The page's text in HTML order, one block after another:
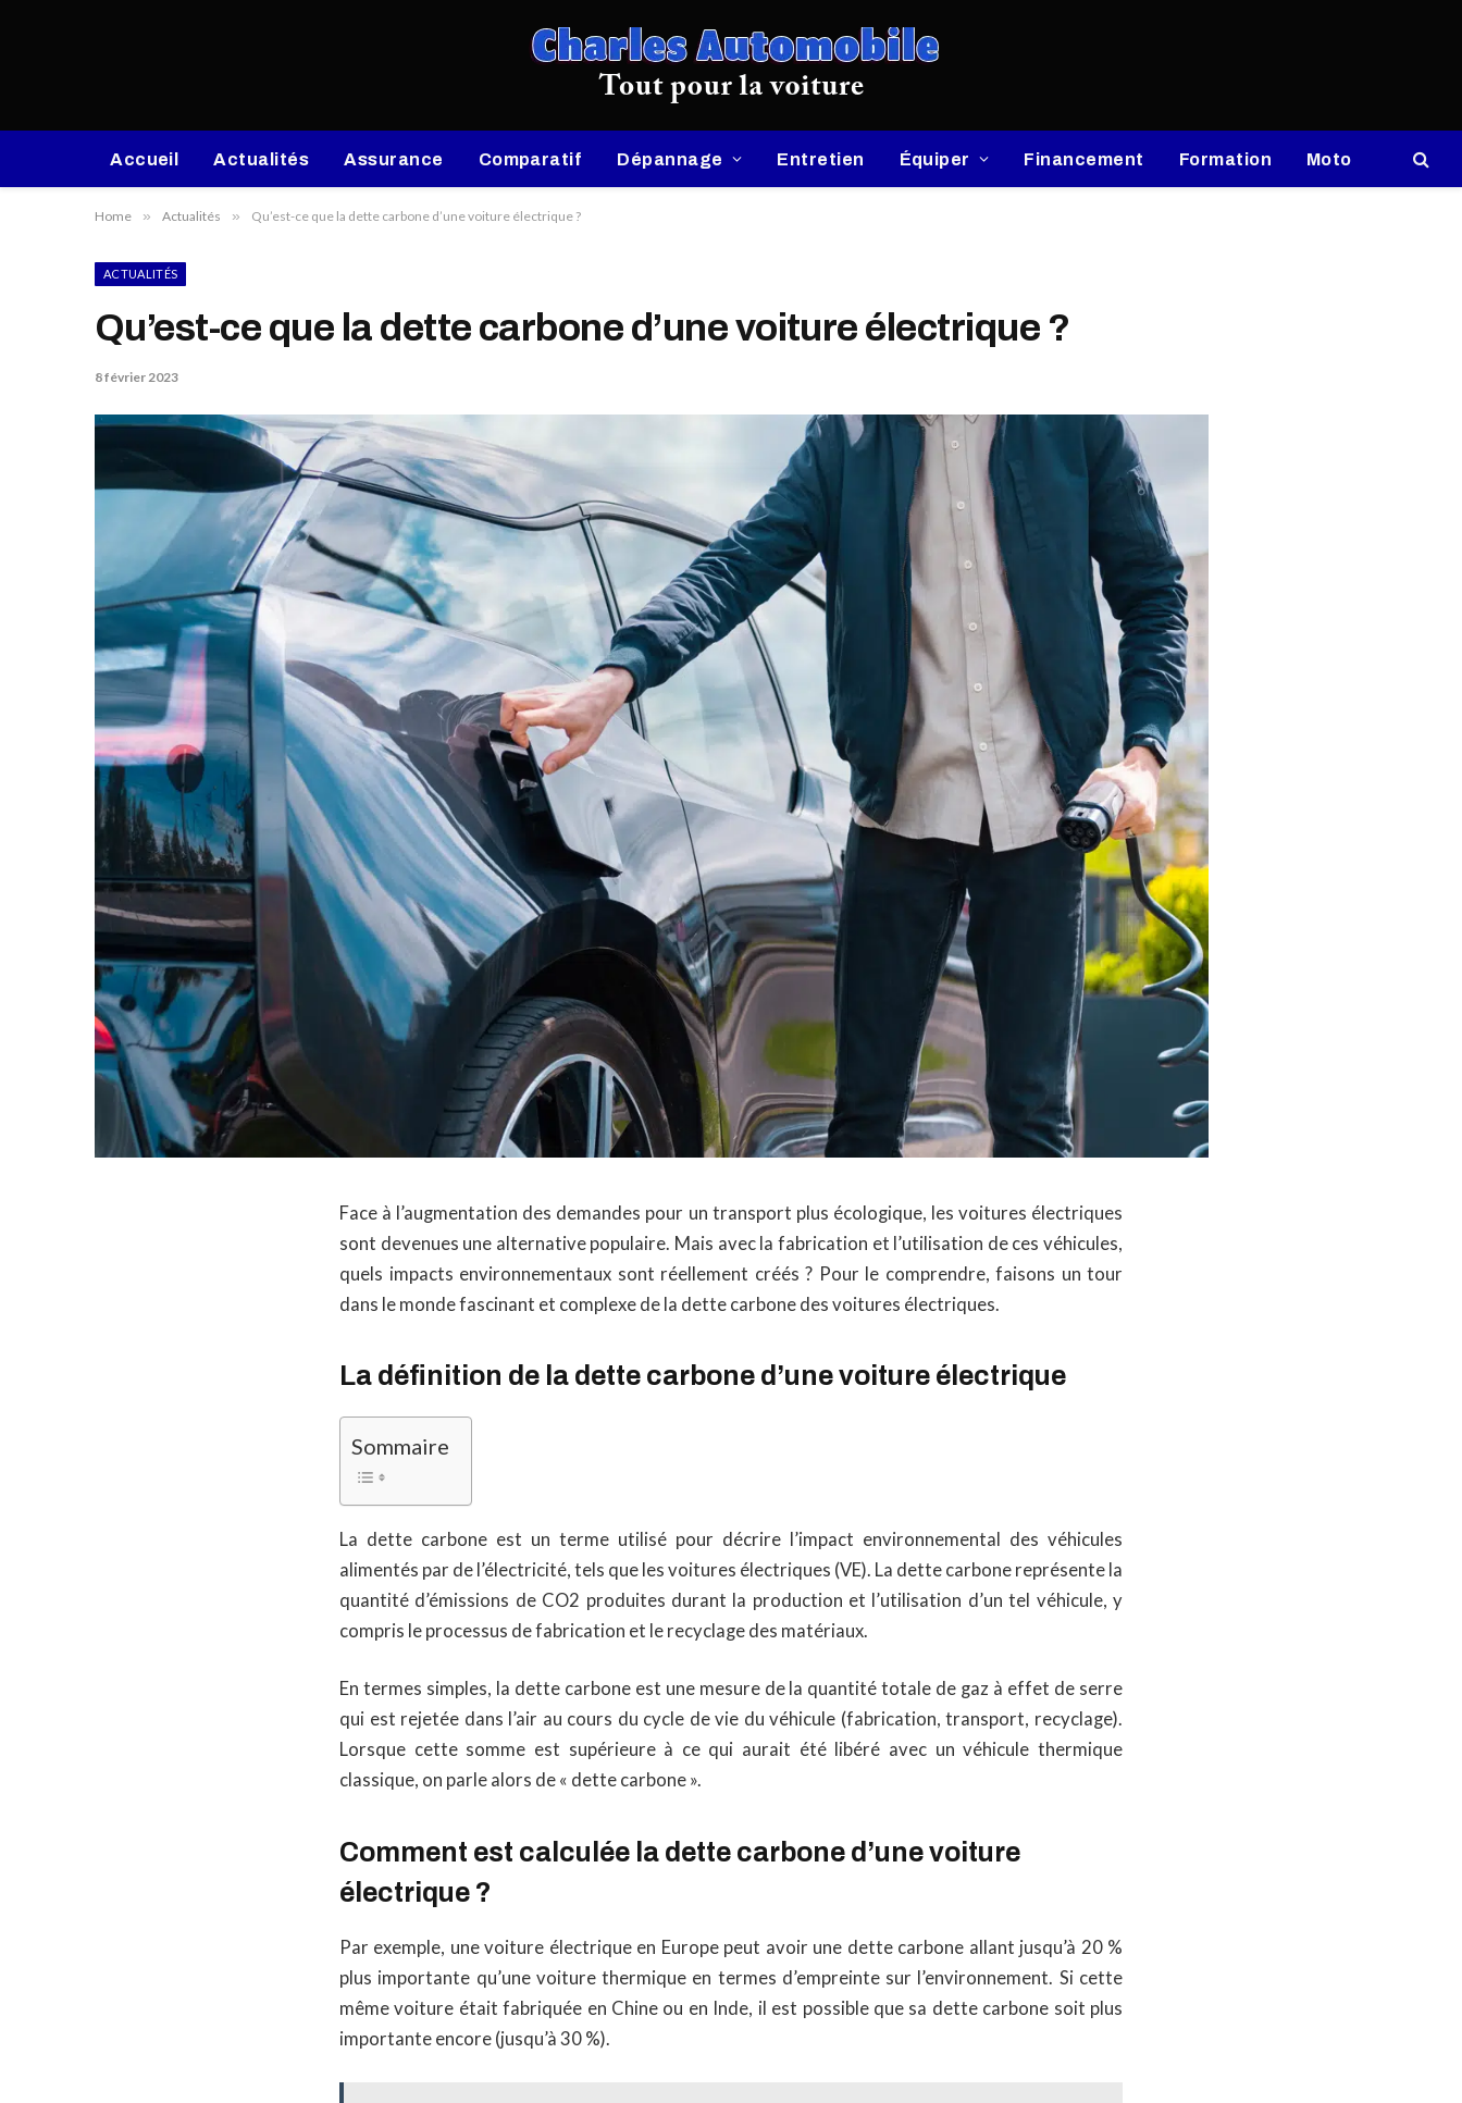
Accueil Actualités Assurance Comparatif Dépannage Entretien Équiper Financement Formation Moto
Home » Actualités » Qu’est-ce que la dette carbone d’une voiture électrique ?
ACTUALITÉS
Qu’est-ce que la dette carbone d’une voiture électrique ?
8 février 2023
Face à l’augmentation des demandes pour un transport plus écologique, les voitures électriques
sont devenues une alternative populaire. Mais avec la fabrication et l’utilisation de ces véhicules,
quels impacts environnementaux sont réellement créés ? Pour le comprendre, faisons un tour
dans le monde fascinant et complexe de la dette carbone des voitures électriques.
La définition de la dette carbone d’une voiture électrique
Sommaire
La dette carbone est un terme utilisé pour décrire l’impact environnemental des véhicules
alimentés par de l’électricité, tels que les voitures électriques (VE). La dette carbone représente la
quantité d’émissions de CO2 produites durant la production et l’utilisation d’un tel véhicule, y
compris le processus de fabrication et le recyclage des matériaux.
En termes simples, la dette carbone est une mesure de la quantité totale de gaz à effet de serre
qui est rejetée dans l’air au cours du cycle de vie du véhicule (fabrication, transport, recyclage).
Lorsque cette somme est supérieure à ce qui aurait été libéré avec un véhicule thermique
classique, on parle alors de « dette carbone ».
Comment est calculée la dette carbone d’une voiture
électrique ?
Par exemple, une voiture électrique en Europe peut avoir une dette carbone allant jusqu’à 20 %
plus importante qu’une voiture thermique en termes d’empreinte sur l’environnement. Si cette
même voiture était fabriquée en Chine ou en Inde, il est possible que sa dette carbone soit plus
importante encore (jusqu’à 30 %).